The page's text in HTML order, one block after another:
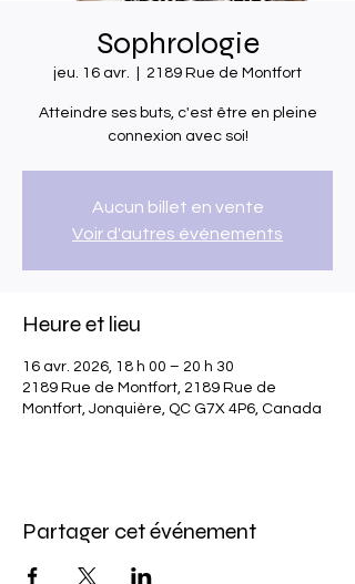
Sophrologie
jeu. 16 avr. 2189 Rue de Montfort
Atteindre ses buts, c'est être en pleine
connexion avec soi!
Aucun billet en vente
Voir d'autres événements
Heure et lieu
16 avr. 2026, 18 h 00 – 20 h 30
2189 Rue de Montfort, 2189 Rue de
Montfort, Jonquière, QC G7X 4P6, Canada
Partager cet événement